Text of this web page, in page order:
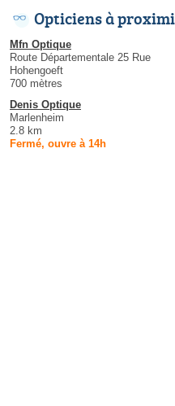
Opticiens à
Mfn Optique
Route Départementale 25 Rue
Hohengoeft
700 mètres
Denis Optique
Marlenheim
2.8 km
Fermé, ouvre à 14h